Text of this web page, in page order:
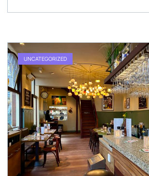
UNCATEGORIZED